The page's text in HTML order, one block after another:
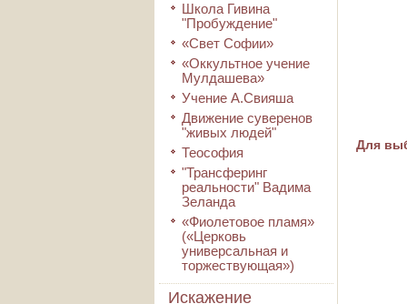
Школа Гивина
"Пробуждение"
«Свет Софии»
«Оккультное учение
Мулдашева»
Учение А.Свияша
Движение суверенов
"живых людей"
Теософия
"Трансферинг
реальности" Вадима
Зеланда
«Фиолетовое пламя»
(«Церковь
универсальная и
торжествующая»)
Искажение
Для